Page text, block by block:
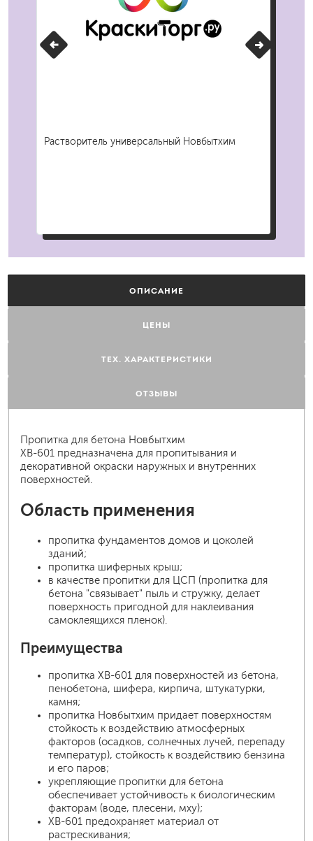
Растворитель универсальный Новбытхим
ОПИСАНИЕ
ЦЕНЫ
ТЕХ. ХАРАКТЕРИСТИКИ
ОТЗЫВЫ
Пропитка для бетона Новбытхим
ХВ-601 предназначена для пропитывания и
декоративной окраски наружных и внутренних
поверхностей.
Область применения
пропитка фундаментов домов и цоколей
зданий;
пропитка шиферных крыш;
в качестве пропитки для ЦСП (пропитка для
бетона "связывает" пыль и стружку, делает
поверхность пригодной для наклеивания
самоклеящихся пленок).
Преимущества
пропитка ХВ-601 для поверхностей из бетона,
пенобетона, шифера, кирпича, штукатурки,
камня;
пропитка Новбытхим придает поверхностям
стойкость к воздействию атмосферных
факторов (осадков, солнечных лучей, перепаду
температур), стойкость к воздействию бензина
и его паров;
укрепляющие пропитки для бетона
обеспечивает устойчивость к биологическим
факторам (воде, плесени, мху);
ХВ-601 предохраняет материал от
растрескивания;